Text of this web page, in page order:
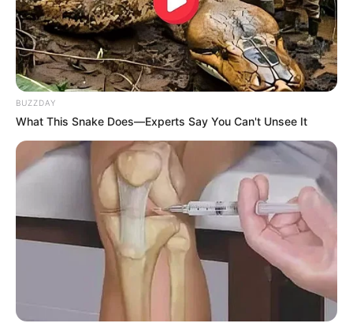
BUZZDAY
What This Snake Does—Experts Say You Can't Unsee It